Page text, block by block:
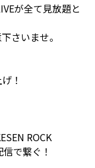
が全て見放題と
さいませ。
！
ROCK
で繋ぐ！